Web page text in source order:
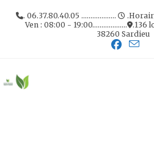
. 06.37.80.40.05 ...................
Ven : 08:00 - 19:00...................
.136
38260 Sardieu